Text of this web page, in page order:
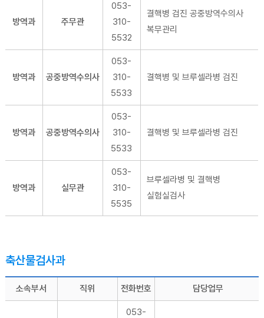
방역과 주무관
053-
310-
5532
결핵병 검진 공중방역수의사
복무관리
방역과 공중방역수의사
053-
310-
5533
결핵병 및 브루셀라병 검진
방역과 공중방역수의사
053-
310-
5533
결핵병 및 브루셀라병 검진
방역과 실무관
053-
310-
5535
브루셀라병 및 결핵병
실험실검사
축산물검사과
소속부서 직위 전화번호 담당업무
053-